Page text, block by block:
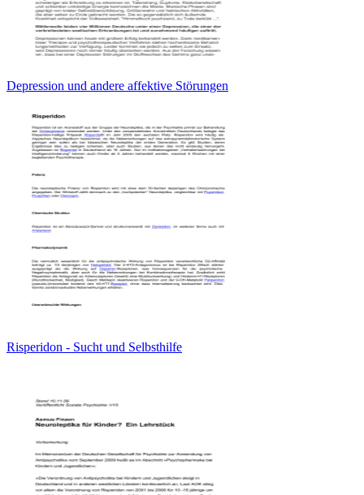
Depression und andere affektive Störungen
Risperidon - Sucht und Selbsthilfe